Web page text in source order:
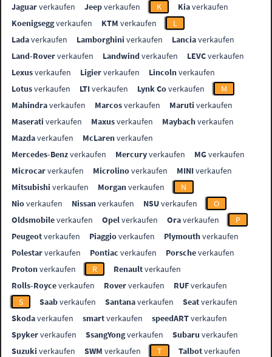
Jaguarverkaufen Jeepverkaufen K Kiaverkaufen
Koenigseggverkaufen KTM verkaufen
L
Ladaverkaufen Lamborghini verkaufen Lanciaverkaufen
Land-Roververkaufen Landwindverkaufen LEVCverkaufen
Lexusverkaufen Ligierverkaufen Lincolnverkaufen
Lotusverkaufen LTIverkaufen Lynk Coverkaufen
M
Mahindraverkaufen Marcosverkaufen Maruti verkaufen
Maserati verkaufen Maxusverkaufen Maybachverkaufen
Mazdaverkaufen McLarenverkaufen
Mercedes-Benzverkaufen Mercuryverkaufen MGverkaufen
Microcarverkaufen Microlinoverkaufen MINIverkaufen
Mitsubishi verkaufen Morganverkaufen
N
Nioverkaufen Nissanverkaufen NSUverkaufen
O
Oldsmobileverkaufen Opelverkaufen Oraverkaufen
P
Peugeotverkaufen Piaggioverkaufen Plymouthverkaufen
Polestarverkaufen Pontiac verkaufen Porscheverkaufen
Protonverkaufen R Renaultverkaufen
Rolls-Royceverkaufen Roververkaufen RUFverkaufen
S
Saabverkaufen Santanaverkaufen Seatverkaufen
Skodaverkaufen smartverkaufen speedARTverkaufen
Spykerverkaufen SsangYongverkaufen Subaru verkaufen
Suzuki verkaufen SWM verkaufen T Talbotverkaufen